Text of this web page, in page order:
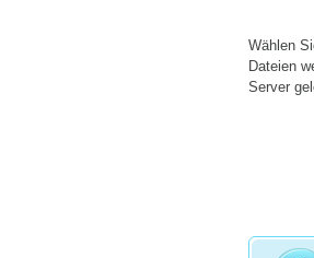
Wählen
Dateien w
Server